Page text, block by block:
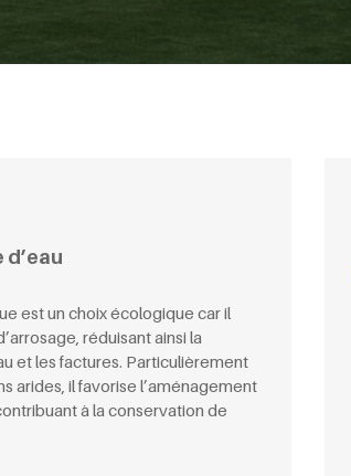
est un choix écologique car il
réduisant ainsi la
et les factures. Particulièrement
arides, il favorise l’aménagement
à la conservation de